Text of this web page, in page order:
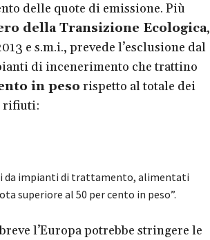
delle quote di emissione. Più
della Transizione Ecologica,
e s.m.i., prevede l’esclusione dal
di incenerimento che trattino
in peso rispetto al totale dei
rifiuti:
impianti di trattamento, alimentati
superiore al 50 per cento in peso”.
l’Europa potrebbe stringere le